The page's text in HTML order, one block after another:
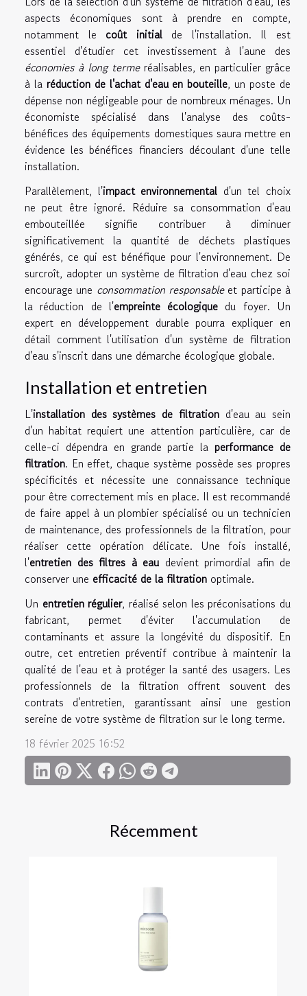
Récemment
aspects économiques sont à prendre en compte,
notamment le coût initialde l'installation. Il est
essentiel d'étudier cet investissement à l'aune des
économies à long termeréalisables, en particulier grâce
à la réduction de l'achat d'eau en bouteille, un poste de
dépense non négligeable pour de nombreux ménages. Un
économiste spécialisé dans l'analyse des coûts-
bénéfices des équipements domestiques saura mettre en
évidence les bénéfices financiers découlant d'une telle
installation.
Parallèlement, l'impact environnemental d'un tel choix
ne peut être ignoré. Réduire sa consommation d'eau
embouteillée signifie contribuer à diminuer
significativement la quantité de déchets plastiques
générés, ce qui est bénéfique pour l'environnement. De
surcroît, adopter un système de filtration d'eau chez soi
encourage une consommation responsableet participe à
la réduction de l'empreinte écologique du foyer. Un
expert en développement durable pourra expliquer en
détail comment l'utilisation d'un système de filtration
d'eau s'inscrit dans une démarche écologique globale.
Installation et entretien
L'installation des systèmes de filtrationd'eau au sein
d'un habitat requiert une attention particulière, car de
celle-ci dépendra en grande partie laperformance de
filtration. En effet, chaque système possède ses propres
spécificités et nécessite une connaissance technique
pour être correctement mis en place. Il est recommandé
de faire appel à un plombier spécialisé ou un technicien
de maintenance, des professionnels de la filtration, pour
réaliser cette opération délicate. Une fois installé,
l'entretien des filtres à eau devient primordial afin de
conserver une efficacité de la filtration optimale.
Un entretien régulier, réalisé selon les préconisations du
fabricant, permet d'éviter l'accumulation de
contaminants et assure la longévité du dispositif. En
outre, cet entretien préventif contribue à maintenir la
qualité de l'eau et à protéger la santé des usagers. Les
professionnels de la filtration offrent souvent des
contrats d'entretien, garantissant ainsi une gestion
sereine de votre système de filtration sur le long terme.
18 février 2025 16:52